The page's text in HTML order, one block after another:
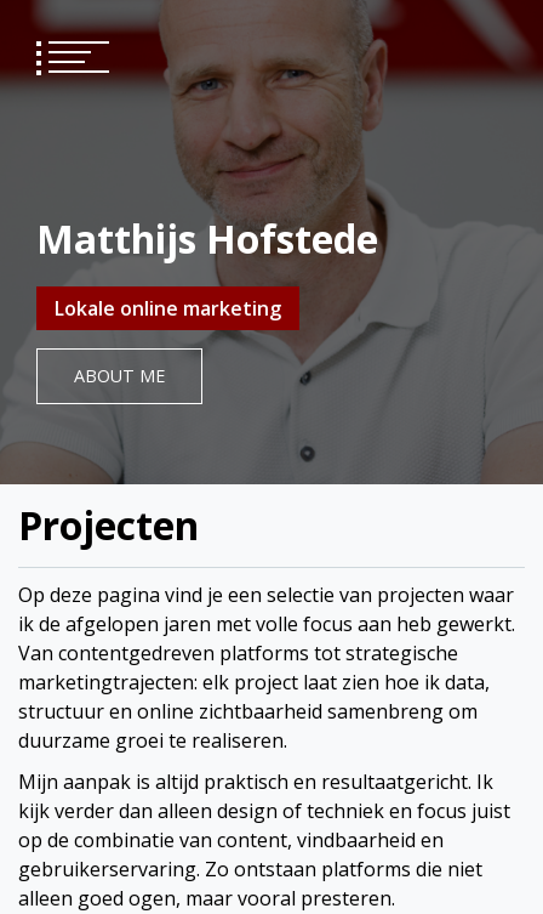
content
Matthijs Hofstede
Lokale online marketing
ABOUT ME
Projecten
Op deze pagina vind je een selectie van projecten waar
ik de afgelopen jaren met volle focus aan heb gewerkt.
Van contentgedreven platforms tot strategische
marketingtrajecten: elk project laat zien hoe ik data,
structuur en online zichtbaarheid samenbreng om
duurzame groei te realiseren.
Mijn aanpak is altijd praktisch en resultaatgericht. Ik
kijk verder dan alleen design of techniek en focus juist
op de combinatie van content, vindbaarheid en
gebruikerservaring. Zo ontstaan platforms die niet
alleen goed ogen, maar vooral presteren.